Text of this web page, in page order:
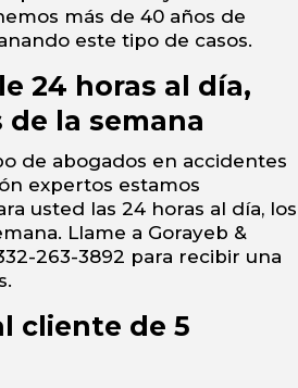
más de 40 años de
este tipo de casos.
24 horas al día,
de la semana
de abogados en accidentes
expertos estamos
usted las 24 horas al día, los
Llame a Gorayeb &
263-3892 para recibir una
cliente de 5